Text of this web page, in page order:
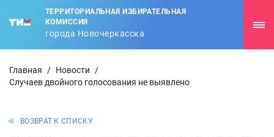
ТЕРРИТОРИАЛЬНАЯ ИЗБИРАТЕЛЬНАЯ
КОМИССИЯ
города Новочеркасска
Главная / Новости
/
Случаев двойного голосования не выявлено
ВОЗВРАТ К СПИСКУ